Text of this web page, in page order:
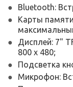
Bluetooth:
Карты
Дисплей: 7"
800 х 480;
Подсветка
Микрофон: